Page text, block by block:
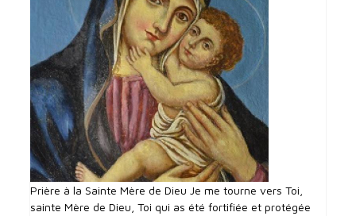
Prière à la Sainte Mère de Dieu Je me tourne vers Toi,
sainte Mère de Dieu, Toi qui as été fortifiée et protégée